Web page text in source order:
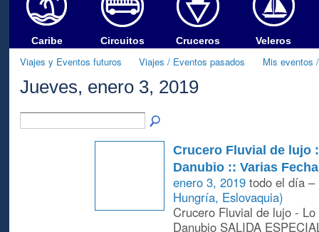
Caribe Circuitos Cruceros Veleros
Viajes y Eventos futuros Viajes / Eventos pasados Mis eventos
Jueves, enero 3, 2019
Crucero Fluvial de lujo
Danubio :: Varias
enero 3, 2019todo el día –
Hungría, Eslovaquia)
Crucero Fluvial de lujo -
Danubio SALIDA